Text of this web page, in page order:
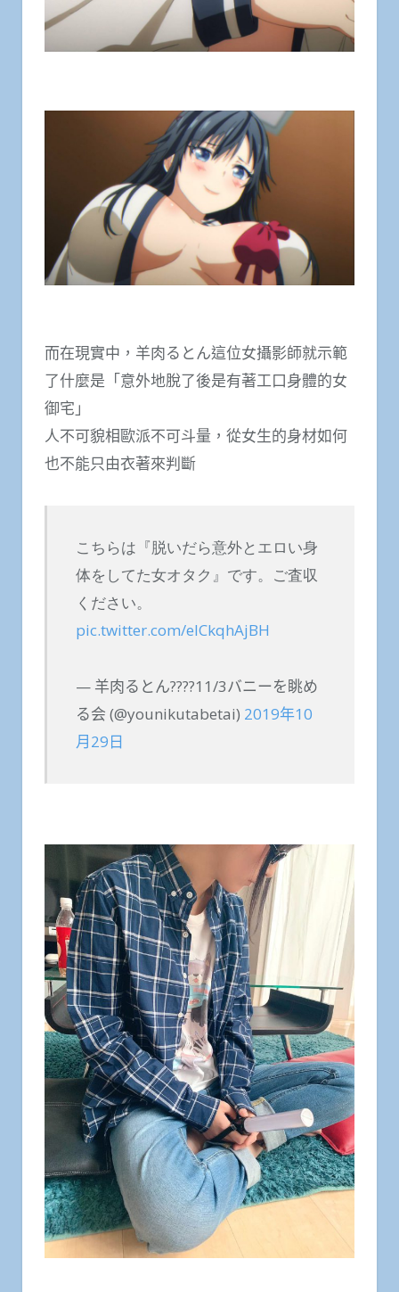
而在現實中，羊肉るとん這位女攝影師就示範
了什麼是「意外地脫了後是有著工口身體的女
御宅」
人不可貌相歐派不可斗量，從女生的身材如何
也不能只由衣著來判斷
こちらは『脱いだら意外とエロい身
体をしてた女オタク』です。ご査収
ください。
pic.twitter.com/elCkqhAjBH
— 羊肉るとん????11/3バニーを眺め
る会 (@younikutabetai) 2019年10
月29日